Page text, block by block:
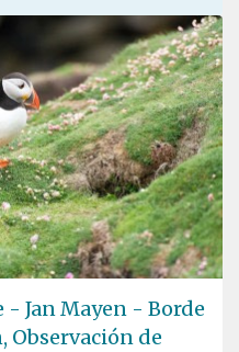
- Jan Mayen - Borde
Observación de